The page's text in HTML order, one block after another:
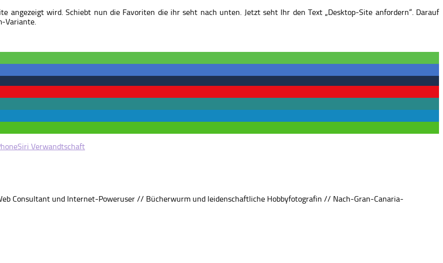
angezeigt wird. Schiebt nun die Favoriten die ihr seht nach unten. Jetzt seht Ihr den Text „Desktop-Site anfordern“. Darauf
Variante.
Siri Verwandtschaft
Consultant und Internet-Poweruser // Bücherwurm und leidenschaftliche Hobbyfotografin // Nach-Gran-Canaria-